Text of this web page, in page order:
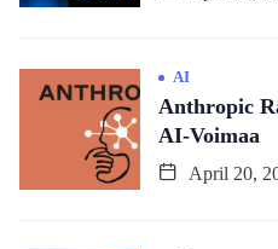
AI
Anthropic
AI-Voimaa
April 20,